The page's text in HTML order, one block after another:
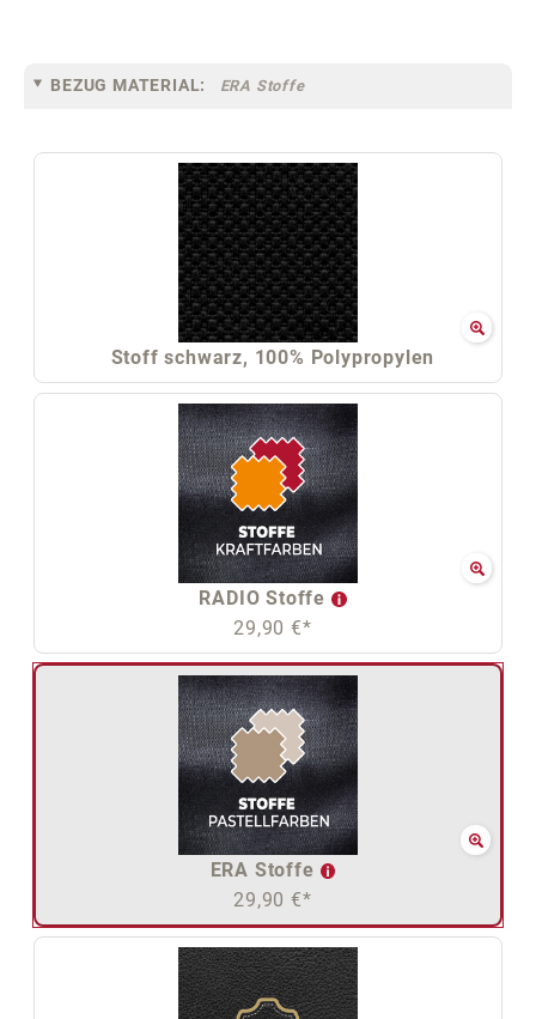
BEZUG MATERIAL: ERA Stoffe
Stoff schwarz, 100% Polypropylen
RADIO Stoffe
29,90 €*
ERA Stoffe
29,90 €*